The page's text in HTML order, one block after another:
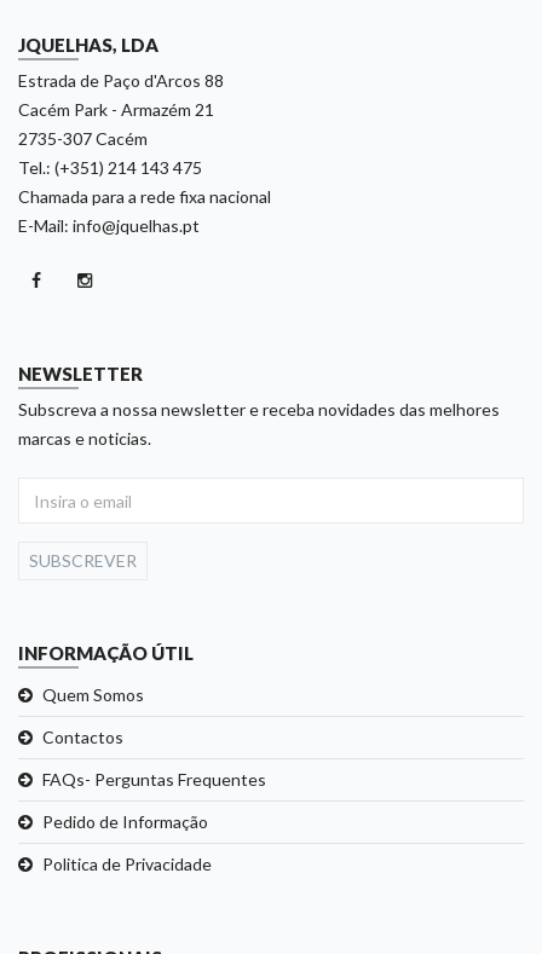
JQUELHAS, LDA
Estrada de Paço d'Arcos 88
Cacém Park - Armazém 21
2735-307 Cacém
Tel.: (+351) 214 143 475
Chamada para a rede fixa nacional
E-Mail: info@jquelhas.pt
NEWSLETTER
Subscreva a nossa newsletter e receba novidades das melhores
marcas e noticias.
SUBSCREVER
INFORMAÇÃO ÚTIL
Quem Somos
Contactos
FAQs- Perguntas Frequentes
Pedido de Informação
Politica de Privacidade